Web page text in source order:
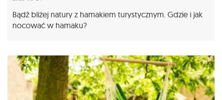
Bądź bliżej natury z hamakiem turystycznym. Gdzie i jak
nocować w hamaku?